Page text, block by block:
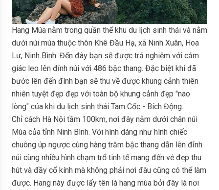
Hang Múa nằm trong quần thể khu du lịch sinh thái và nằm
dưới núi múa thuộc thôn Khê Đầu Hạ, xã Ninh Xuân, Hoa
Lư, Ninh Bình. Đến đây bạn sẽ được trả nghiệm với cảm
giác leo lên đỉnh núi với 486 bậc thang. Đặc biệt khi đã
bước lên đến đính bạn sẽ thu về được khung cảnh thiên
nhiên tuyệt đẹp đẹp với toàn bộ khung cảnh đẹp "nao
lòng" của khi du lịch sinh thái Tam Cốc - Bích Động.
Chỉ cách Hà Nội tầm 100km, nơi đây nằm dưới chân núi
Múa của tỉnh Ninh Bình. Với hình dáng như hình chiếc
chuông úp ngược cùng hàng trăm bậc thang dẫn lên đỉnh
núi cùng nhiều hình chạm trổ tinh tế mang đến vẻ đẹp thu
hút và đầy cổ kính mà không phải nơi đâu cũng có thể làm
được. Hang này được lấy tên là hang múa bởi đây là nơi